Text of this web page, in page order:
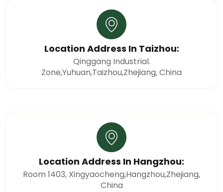
Location Address In Taizhou:
Qinggang Industrial.
Zone,Yuhuan,Taizhou,Zhejiang, China
Location Address In Hangzhou:
Room 1403, Xingyaocheng,Hangzhou,Zhejiang,
China